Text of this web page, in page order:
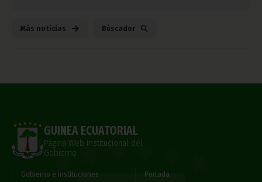
Más noticias Búscador
GUINEA ECUATORIAL
Página Web Institucional del
Gobierno
Gobierno e Instituciones
Portada